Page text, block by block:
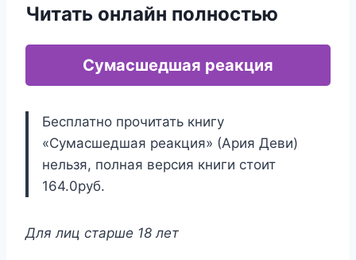
Читать онлайн полностью
Сумасшедшая реакция
Бесплатно прочитать книгу
«Сумасшедшая реакция» (Ария Деви)
нельзя, полная версия книги стоит
164.0руб.
Для лиц старше 18 лет